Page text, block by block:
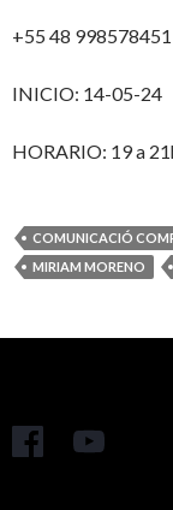
+55 48
INICIO: 14-05-24
HORARIO: 19 a
COMUNICACIÓ
MIRIAM MORENO